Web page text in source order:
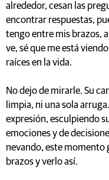
alrededor, cesan las
encontrar respuestas,
tengo entre mis brazos,
ve, sé que me está
raíces en la vida.
No dejo de mirarle. Su
limpia, ni una sola
expresión, esculpiendo
emociones y de
nevando, este momento
brazos y verlo así.